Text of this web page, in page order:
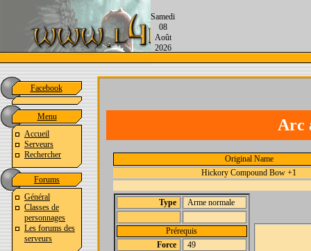
Samedi
08
Août
2026
Facebook
Menu
Accueil
Serveurs
Rechercher
Forums
Général
Classes de
personnages
Les forums des
serveurs
Arc
Original Name
Hickory Compound Bow +1
Type Arme normale
Prérequis
Force
49